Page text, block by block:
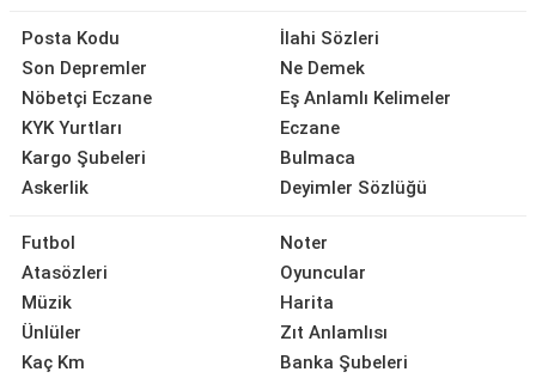
Posta Kodu
Son Depremler
Nöbetçi Eczane
KYK Yurtları
Kargo Şubeleri
Askerlik
İlahi Sözleri
Ne Demek
Eş Anlamlı Kelimeler
Eczane
Bulmaca
Deyimler Sözlüğü
Futbol
Atasözleri
Müzik
Ünlüler
Kaç Km
Noter
Oyuncular
Harita
Zıt Anlamlısı
Banka Şubeleri